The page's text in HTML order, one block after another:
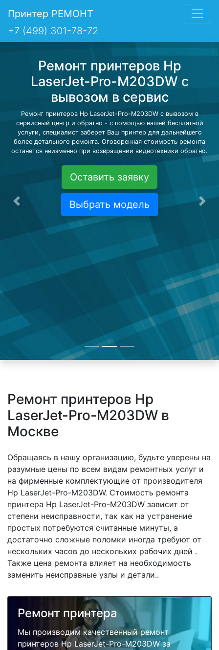
Принтер РЕМОНТ
+7 (499) 301-78-72
Ремонт принтеров Hp
LaserJet-Pro-M203DW с
вывозом в сервис
Ремонт принтеров Hp LaserJet-Pro-M203DW с вывозом в
сервисный центр и обратно - с помощью нашей бесплатной
услуги, специалист заберет Ваш принтер для дальнейшего
более детального ремонта. Оговоренная стоимость ремонта
останется неизменно при возвращении видеотехники обратно.
Оставить заявку
Выбрать модель
Предыдущая
Ремонт принтеров Hp
LaserJet-Pro-M203DW в
Москве
Обращаясь в нашу организацию, будьте уверены на
разумные цены по всем видам ремонтных услуг и
на фирменные комплектующие от производителя
Hp LaserJet-Pro-M203DW. Стоимость ремонта
принтера Hp LaserJet-Pro-M203DW зависит от
степени неисправности, так как на устранение
простых потребуются считанные минуты, а
достаточно сложные поломки иногда требуют от
нескольких часов до нескольких рабочих дней .
Также цена ремонта влияет на необходимость
заменить неисправные узлы и детали..
Ремонт принтера
Мы производим качественный ремонт
принтеров Hp LaserJet-Pro-M203DW за